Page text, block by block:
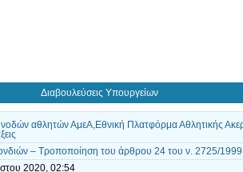
Διαβουλεύσεις Υπουργείων
αθλητών ΑμεΑ,Εθνική Πλατφόρμα Αθλητικής
– Τροποποίηση του άρθρου 24 του ν. 2725/
2020, 02:54